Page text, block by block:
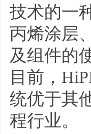
技术的一
丙烯涂层
及组件的
目前，
统优于其
程行业。